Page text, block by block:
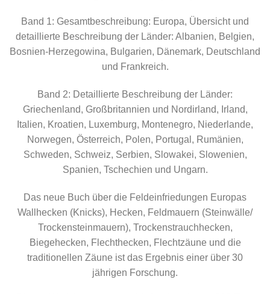
Band 1: Gesamtbeschreibung: Europa, Übersicht und
detaillierte Beschreibung der Länder: Albanien, Belgien,
Bosnien-Herzegowina, Bulgarien, Dänemark, Deutschland
und Frankreich.
Band 2: Detaillierte Beschreibung der Länder:
Griechenland, Großbritannien und Nordirland, Irland,
Italien, Kroatien, Luxemburg, Montenegro, Niederlande,
Norwegen, Österreich, Polen, Portugal, Rumänien,
Schweden, Schweiz, Serbien, Slowakei, Slowenien,
Spanien, Tschechien und Ungarn.
Das neue Buch über die Feldeinfriedungen Europas
Wallhecken (Knicks), Hecken, Feldmauern (Steinwälle/
Trockensteinmauern), Trockenstrauchhecken,
Biegehecken, Flechthecken, Flechtzäune und die
traditionellen Zäune ist das Ergebnis einer über 30
jährigen Forschung.